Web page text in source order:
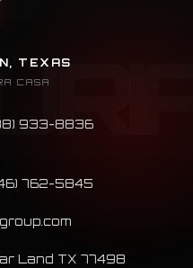
TEXAS
CASA
933-8836
762-5845
Land TX 77498